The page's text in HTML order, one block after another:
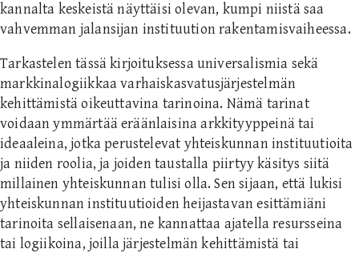
kannalta keskeistä näyttäisi olevan, kumpi niistä saa
vahvemman jalansijan instituution rakentamisvaiheessa.
Tarkastelen tässä kirjoituksessa universalismia sekä
markkinalogiikkaa varhaiskasvatusjärjestelmän
kehittämistä oikeuttavina tarinoina. Nämä tarinat
voidaan ymmärtää eräänlaisina arkkityyppeinä tai
ideaaleina, jotka perustelevat yhteiskunnan instituutioita
ja niiden roolia, ja joiden taustalla piirtyy käsitys siitä
millainen yhteiskunnan tulisi olla. Sen sijaan, että lukisi
yhteiskunnan instituutioiden heijastavan esittämiäni
tarinoita sellaisenaan, ne kannattaa ajatella resursseina
tai logiikoina, joilla järjestelmän kehittämistä tai